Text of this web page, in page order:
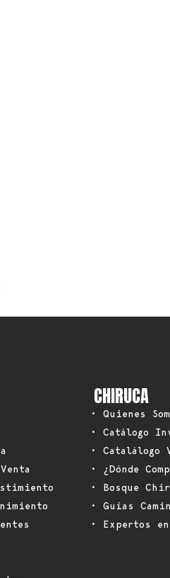
CHIRUCA
• Quienes
• Catálogo
• Catalálogo
• ¿Dónde
• Bosque
• Guías
• Expertos